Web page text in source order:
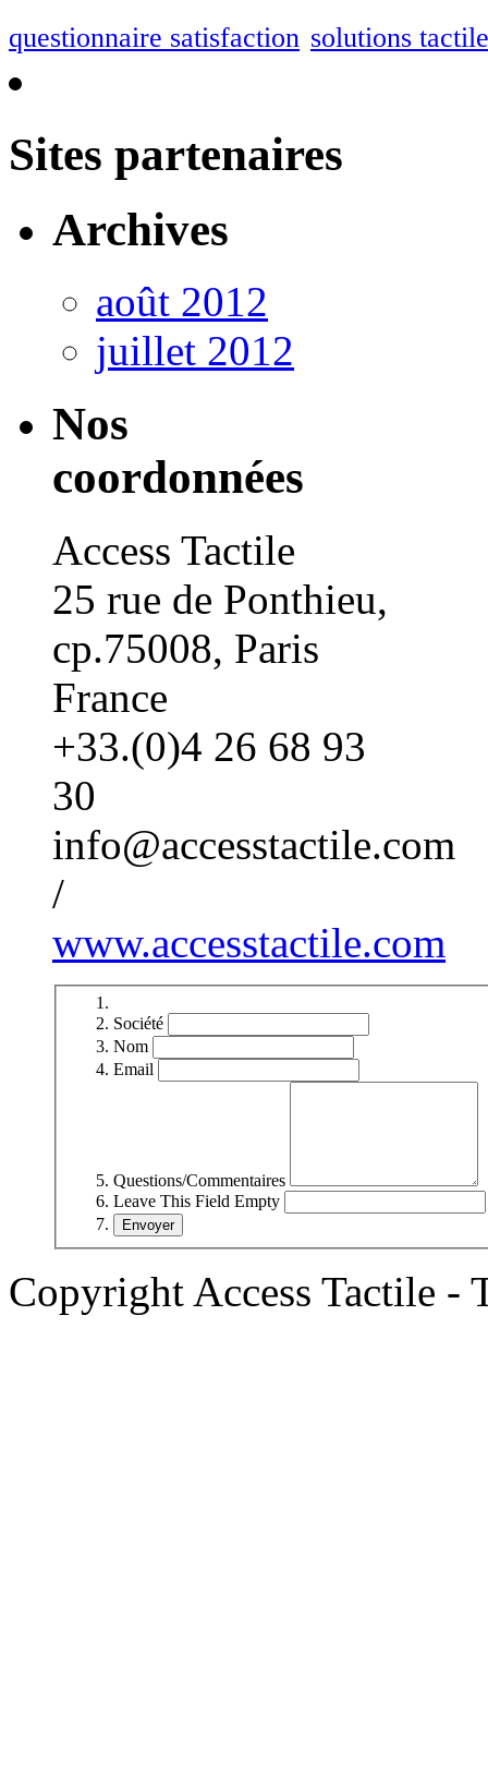
questionnaire satisfaction solutions
Sites partenaires
Archives
août 2012
juillet 2012
Nos
coordonnées
Access Tactile
25 rue de Ponthieu,
cp.75008, Paris
France
+33.(0)4 26 68 93
30
info@accesstactile.com
/
www.accesstactile.com
Société
Nom
Email
Questions/Commentaires
Leave This Field Empty
Copyright Access Tactile -